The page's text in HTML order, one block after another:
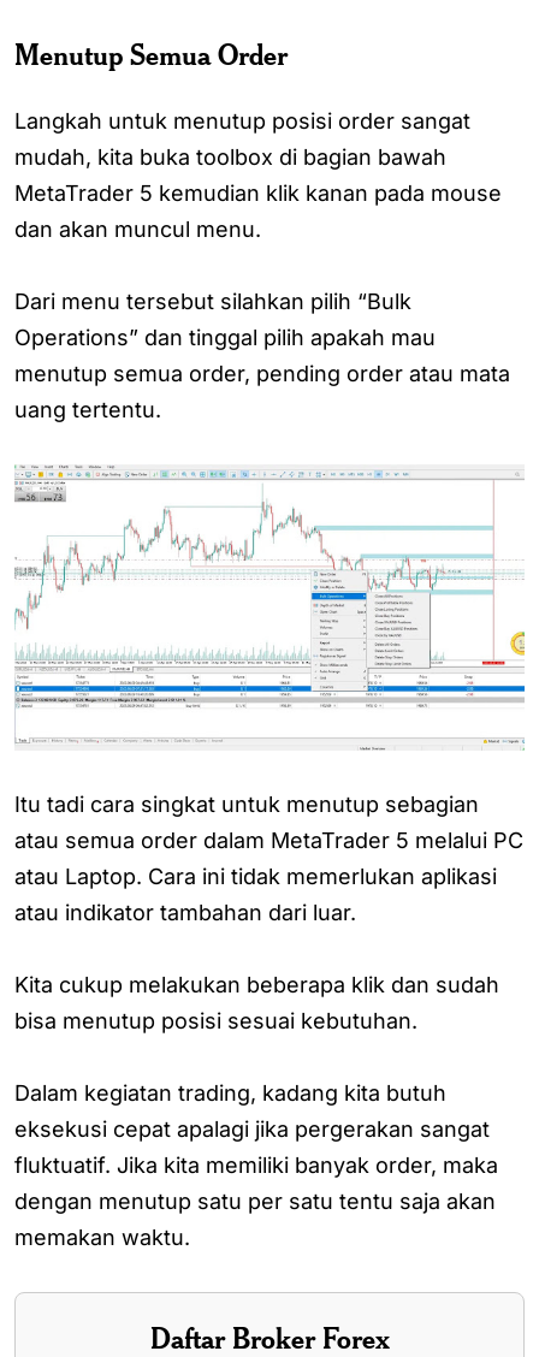
Menutup Semua Order
Langkah untuk menutup posisi order sangat
mudah, kita buka toolbox di bagian bawah
MetaTrader 5 kemudian klik kanan pada mouse
dan akan muncul menu.
Dari menu tersebut silahkan pilih “Bulk
Operations” dan tinggal pilih apakah mau
menutup semua order, pending order atau mata
uang tertentu.
Itu tadi cara singkat untuk menutup sebagian
atau semua order dalam MetaTrader 5 melalui PC
atau Laptop. Cara ini tidak memerlukan aplikasi
atau indikator tambahan dari luar.
Kita cukup melakukan beberapa klik dan sudah
bisa menutup posisi sesuai kebutuhan.
Dalam kegiatan trading, kadang kita butuh
eksekusi cepat apalagi jika pergerakan sangat
fluktuatif. Jika kita memiliki banyak order, maka
dengan menutup satu per satu tentu saja akan
memakan waktu.
Daftar Broker Forex